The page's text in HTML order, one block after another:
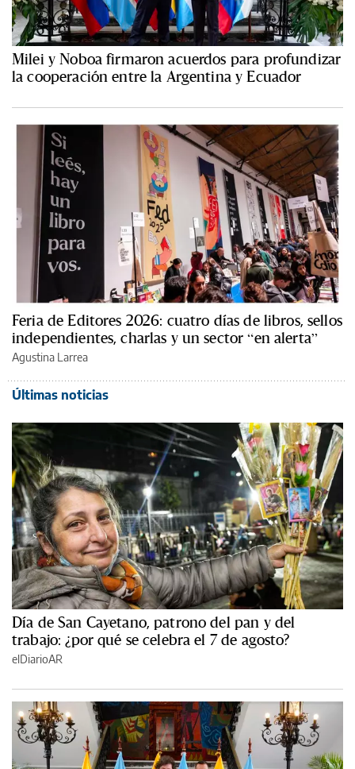
Milei y Noboa firmaron acuerdos para profundizar
la cooperación entre la Argentina y Ecuador
Feria de Editores 2026: cuatro días de libros, sellos
independientes, charlas y un sector “en alerta”
Agustina Larrea
Últimas noticias
Día de San Cayetano, patrono del pan y del
trabajo: ¿por qué se celebra el 7 de agosto?
elDiarioAR